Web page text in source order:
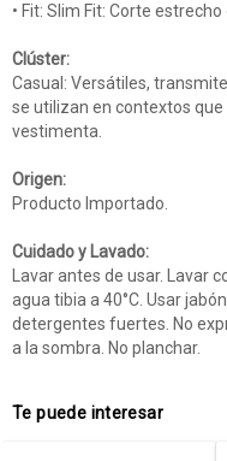
• Fit: Slim Fit: Corte
Clúster:
Casual: Versátiles,
se utilizan en contextos
vestimenta.
Origen:
Producto Importado.
Cuidado y Lavado:
Lavar antes de usar. Lavar
agua tibia a 40°C. Usar
detergentes fuertes. No
a la sombra. No planchar.
Te puede interesar